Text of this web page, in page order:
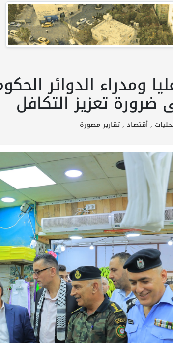
ومدراء الدوائر
تعزيز التكافل
,أقتصاد ,تقارير مصورة